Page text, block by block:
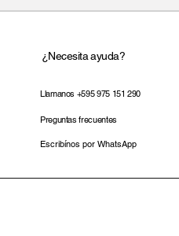
¿Necesita ayuda?
Llamanos +595 975 151 290
Preguntas frecuentes
Escribínos por WhatsApp